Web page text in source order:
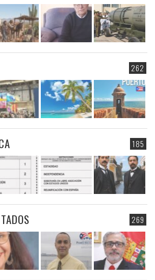
262
185
269